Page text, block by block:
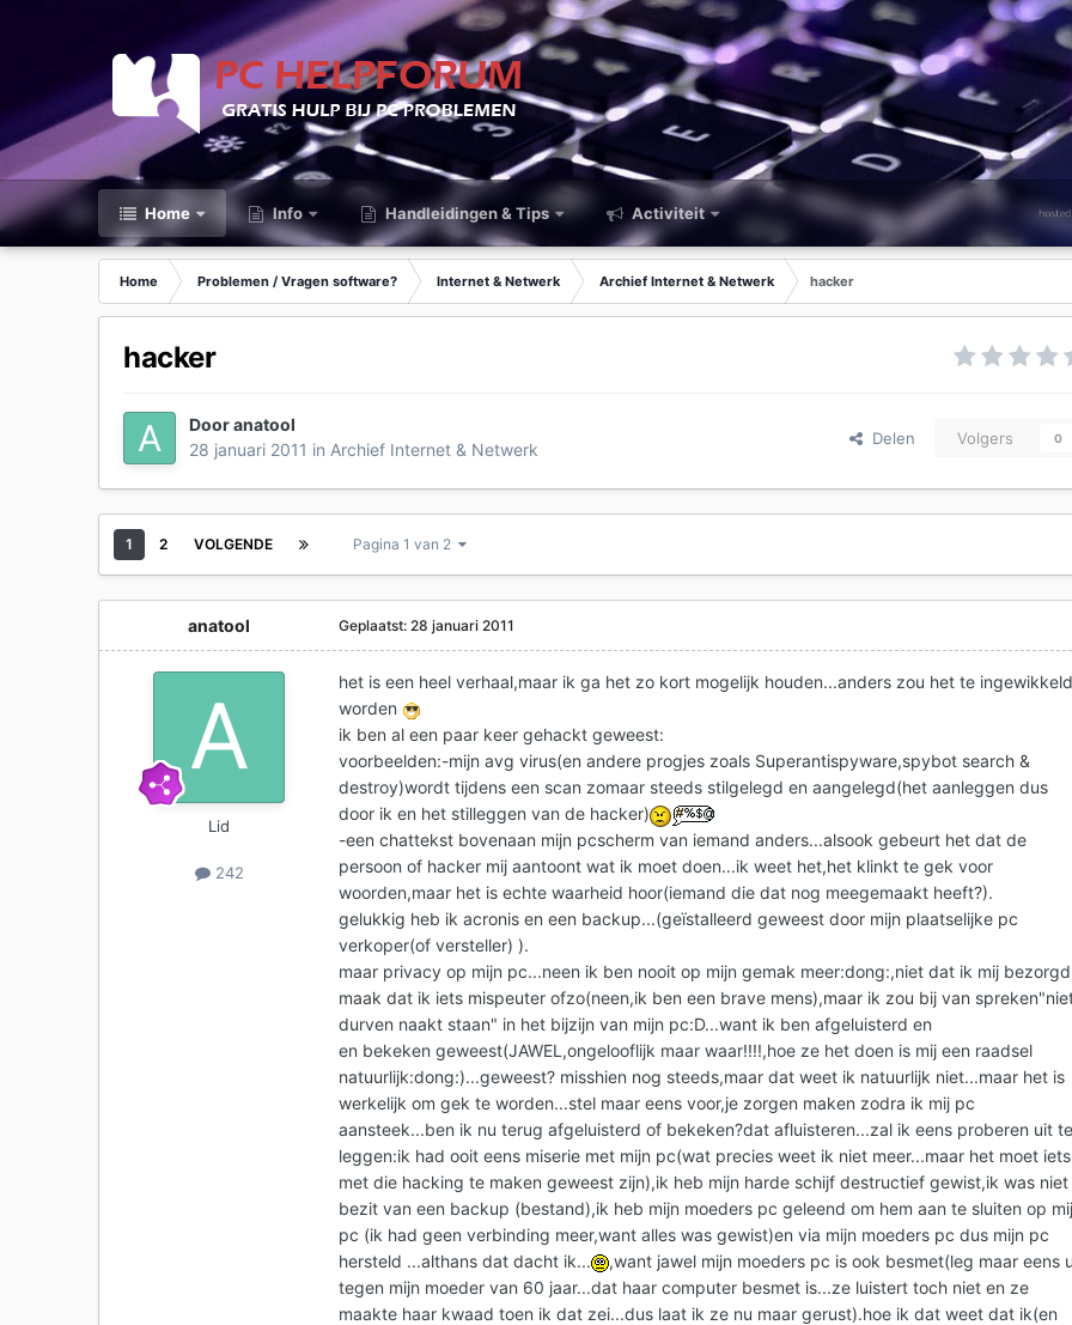
Home Info Handleidingen & Tips Activiteit
Home Problemen / Vragen software? Internet & Netwerk Archief Internet & Netwerk hacker
hacker
Dooranatool
28 januari 2011 in Archief Internet & Netwerk
Delen Volgers 0
1 2 VOLGENDE Pagina 1 van 2
anatool
Lid
242
Geplaatst:28 januari 2011
het is een heel verhaal,maar ik ga het zo kort mogelijk houden...anders zou het te
worden
ik ben al een paar keer gehackt geweest:
voorbeelden:-mijn avg virus(en andere progjes zoals Superantispyware,spybot search &
destroy)wordt tijdens een scan zomaar steeds stilgelegd en aangelegd(het aanleggen dus
door ik en het stilleggen van de hacker)
-een chattekst bovenaan mijn pcscherm van iemand anders...alsook gebeurt het dat de
persoon of hacker mij aantoont wat ik moet doen...ik weet het,het klinkt te gek voor
woorden,maar het is echte waarheid hoor(iemand die dat nog meegemaakt heeft?).
gelukkig heb ik acronis en een backup...(geïstalleerd geweest door mijn plaatselijke pc
verkoper(of versteller) ).
maar privacy op mijn pc...neen ik ben nooit op mijn gemak meer:dong:,niet dat ik mij bezorgd
maak dat ik iets mispeuter ofzo(neen,ik ben een brave mens),maar ik zou bij van
durven naakt staan" in het bijzijn van mijn pc:D...want ik ben afgeluisterd en
en bekeken geweest(JAWEL,ongelooflijk maar waar!!!!,hoe ze het doen is mij een raadsel
natuurlijk:dong:)...geweest? misshien nog steeds,maar dat weet ik natuurlijk niet...maar het is
werkelijk om gek te worden...stel maar eens voor,je zorgen maken zodra ik mij pc
aansteek...ben ik nu terug afgeluisterd of bekeken?dat afluisteren...zal ik eens proberen uit
leggen:ik had ooit eens miserie met mijn pc(wat precies weet ik niet meer...maar het moet iets
met die hacking te maken geweest zijn),ik heb mijn harde schijf destructief gewist,ik was niet
bezit van een backup (bestand),ik heb mijn moeders pc geleend om hem aan te sluiten op
pc (ik had geen verbinding meer,want alles was gewist)en via mijn moeders pc dus mijn pc
hersteld ...althans dat dacht ik...
,want jawel mijn moeders pc is ook besmet(leg maar eens
tegen mijn moeder van 60 jaar...dat haar computer besmet is...ze luistert toch niet en ze
maakte haar kwaad toen ik dat zei...dus laat ik ze nu maar gerust).hoe ik dat weet dat ik(en